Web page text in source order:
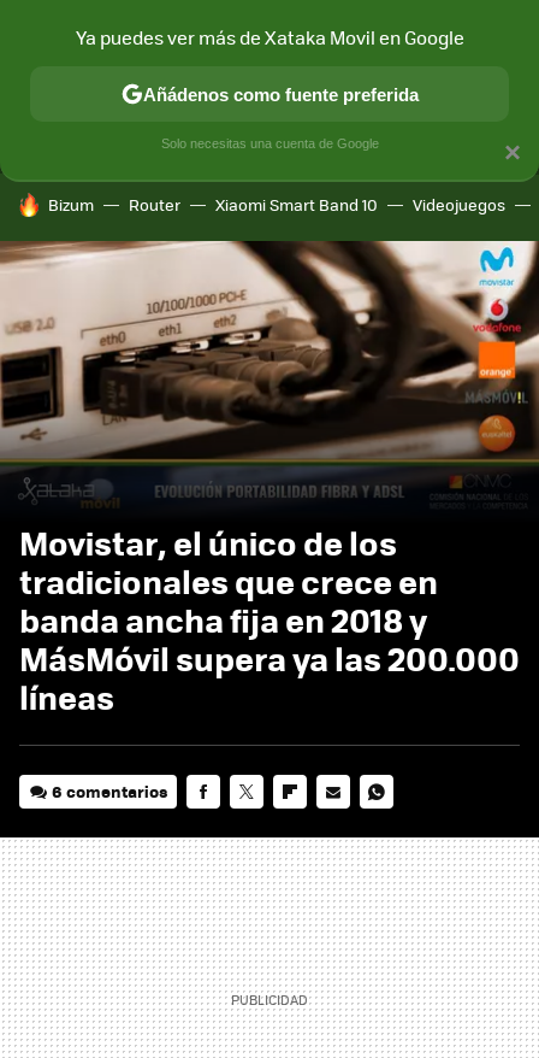
MÓVIL Y SOCIEDAD APLICACIONES
HOY SE HABLA DE
Bizum Router Xiaomi Smart Band 10 Videojuegos
Movistar, el único de los
tradicionales que crece en
banda ancha fija en 2018 y
MásMóvil supera ya las 200.000
líneas
6 comentarios
MAIL
×
Ya puedes ver más de Xataka Movil en Google
Añádenos como fuente preferida
Solo necesitas una cuenta de Google